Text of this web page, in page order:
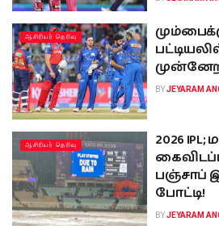
ஆசிரியர் தெரிவு
BYJEYARAM
ஆசிரியர் தெரிவு
2026
பஞ்சாப்
போட்டி!
BYJEYARAM